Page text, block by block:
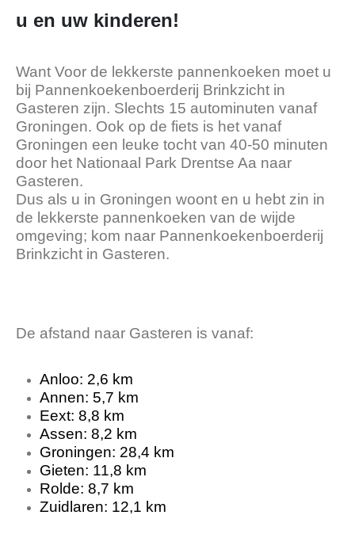
u en uw kinderen!
Want Voor de lekkerste pannenkoeken moet u
bij Pannenkoekenboerderij Brinkzicht in
Gasteren zijn. Slechts 15 autominuten vanaf
Groningen. Ook op de fiets is het vanaf
Groningen een leuke tocht van 40-50 minuten
door het Nationaal Park Drentse Aa naar
Gasteren.
Dus als u in Groningen woont en u hebt zin in
de lekkerste pannenkoeken van de wijde
omgeving; kom naar Pannenkoekenboerderij
Brinkzicht in Gasteren.
De afstand naar Gasteren is vanaf:
Anloo: 2,6 km
Annen: 5,7 km
Eext: 8,8 km
Assen: 8,2 km
Groningen: 28,4 km
Gieten: 11,8 km
Rolde: 8,7 km
Zuidlaren: 12,1 km